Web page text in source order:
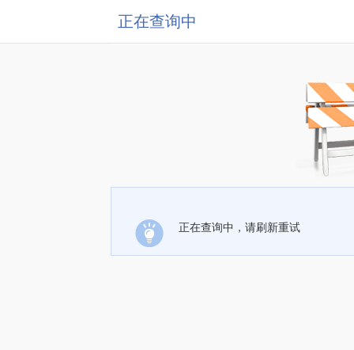
正在查询中
正在查询中，请刷新重试